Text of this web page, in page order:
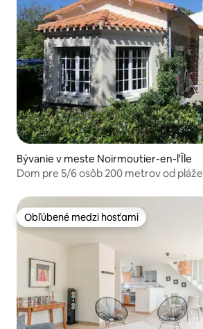
Bývanie v meste Noirmoutier-en-l'Île
Dom pre 5/6 osôb 200 metrov od pláže
Obľúbené medzi hosťami
Obľúbené medzi hosťami